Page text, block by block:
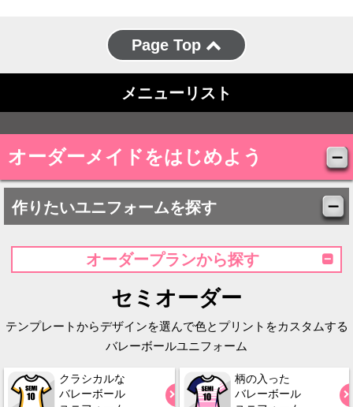
Page Top
メニューリスト
オーダーメイドをはじめよう
作りたいユニフォームを探す
オーダープランから探す
セミオーダー
テンプレートからデザインを選んで色とプリントをカスタムする
バレーボールユニフォーム
クラシカルな
バレーボール
柄の入った
バレーボール